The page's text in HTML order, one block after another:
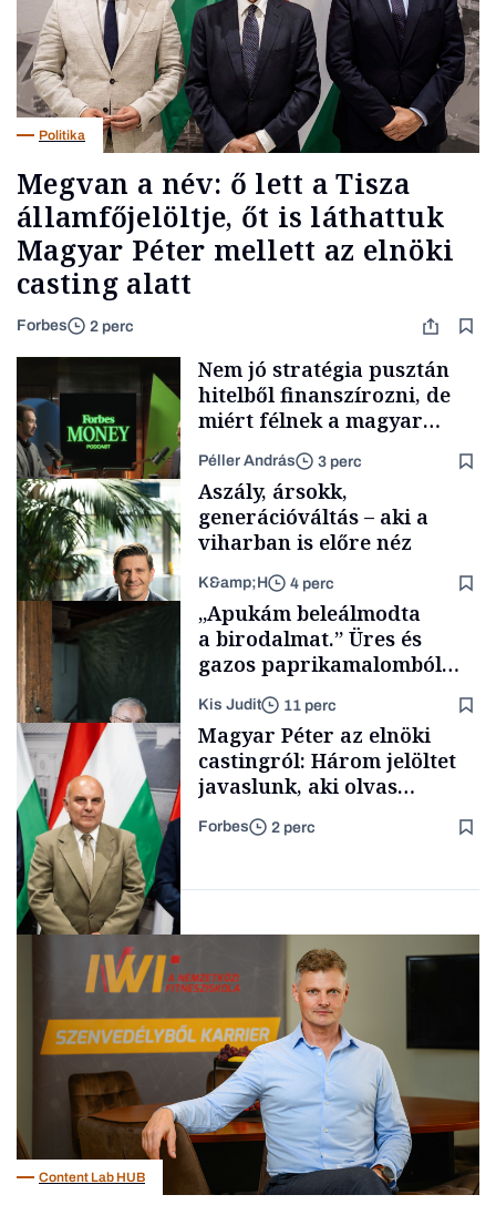
Politika
Megvan a név: ő lett a Tisza
államfőjelöltje, őt is láthattuk
Magyar Péter mellett az elnöki
casting alatt
Forbes 2 perc
Podcast
Nem jó stratégia pusztán
hitelből finanszírozni, de
miért félnek a magyar
cégek a tőzsdére lépéstől?
Péller András 3 perc
TÁMOGATÓI
TARTALOM
Aszály, ársokk,
generációváltás – aki a
viharban is előre néz
K&amp;H 4 perc
Családi
vállalkozások
„Apukám beleálmodta
a birodalmat.” Üres és
gazos paprikamalomból
lett az igazi családi
fűszersztori
Kis Judit 11 perc
Magyar Péter az elnöki
castingról: Három jelöltet
javaslunk, aki olvas
híreket, nem fog
meglepődni
Forbes 2 perc
Content Lab HUB